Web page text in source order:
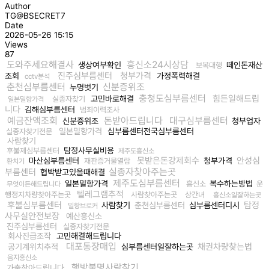
Author
TG@BSECRET7
Date
2026-05-26 15:15
Views
87
도와주세요해결사 생상여부확인 흥신소24시상담 보복대행 떼인돈재산
조회
cctv분석 진주심부름센터 청부가격 가정폭력해결
춘천심부름센터 누명벗기 신분증위조
일본밀항가격 실종자찾기 고민바로해결 충청도심부름센터
힘든일해드립
니다 김해심부름센터 범죄이력조사
예금잔액조회 신분증위조 돈받아드립니다 대구심부름센터 청부업자
실종자찾기전문 일본밀항가격
심부름센터전국심부름센터
사람찾기
후불제심부름센터 탐정사무실비용 제주도흥신소
환치기
마산심부름센터 재판증거물열람 못받은돈강제회수 청부가격 안성심
부름센터 협박받고있을때해결 실종자찾아주는곳
무엇이든해드립니다 일본밀항가격 제주도심부름센터 흥신소 복수하는방법 운
행정지차량찾아주는곳
텔레그램추적 사람찾아주는곳 상간녀 흥신소일잘하는곳
후불심부름센터 밀항브로커 사람찾기 춘천심부름센터 심부름센터디시
탐정
사무실안전보장
예산흥신소
진주심부름센터
실종자찾기전문
회사진급조작 고민해결해드립니다
공기계위치추적
대포통장매입 심부름센터일잘하는곳 채권차량찾는법
음지흥신소